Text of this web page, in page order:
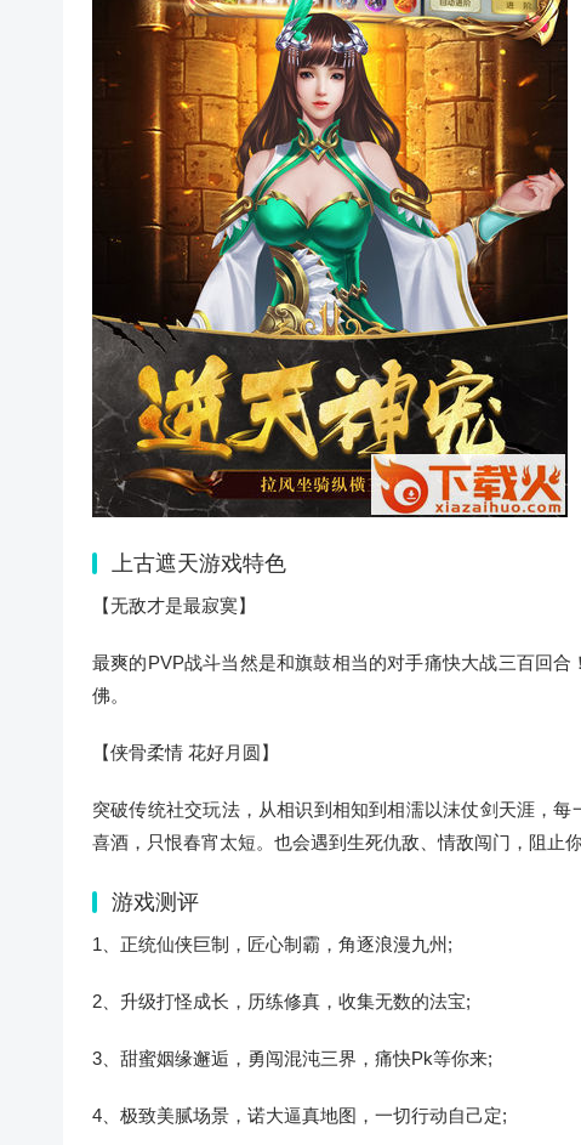
上古遮天游戏特色
【无敌才是最寂寞】
最爽的PVP战斗当然是和旗鼓相当的对手痛快大战三百回
佛。
【侠骨柔情 花好月圆】
突破传统社交玩法，从相识到相知到相濡以沫仗剑天涯，
喜酒，只恨春宵太短。也会遇到生死仇敌、情敌闯门，阻止
游戏测评
1、正统仙侠巨制，匠心制霸，角逐浪漫九州;
2、升级打怪成长，历练修真，收集无数的法宝;
3、甜蜜姻缘邂逅，勇闯混沌三界，痛快Pk等你来;
4、极致美腻场景，诺大逼真地图，一切行动自己定;